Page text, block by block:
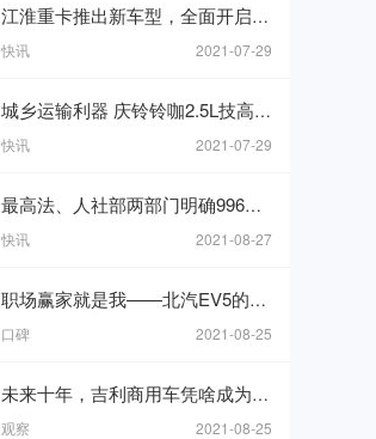
江淮重卡推出新车型，全面开启招募经销商
快讯 2021-07-29
城乡运输利器 庆铃铃咖2.5L技高一筹
快讯 2021-07-29
最高法、人社部两部门明确996严重违法，工信部首次发布中国汽车产业发展年报
快讯 2021-08-27
职场赢家就是我——北汽EV5的自述
口碑 2021-08-25
未来十年，吉利商用车凭啥成为国内重卡市场的引领者？
观察 2021-08-25